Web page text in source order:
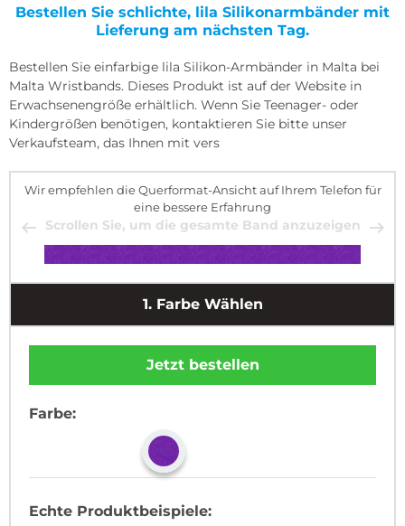
Bestellen Sie schlichte, lila Silikonarmbänder mit
Lieferung am nächsten Tag.
Bestellen Sie einfarbige lila Silikon-Armbänder in Malta bei
Malta Wristbands. Dieses Produkt ist auf der Website in
Erwachsenengröße erhältlich. Wenn Sie Teenager- oder
Kindergrößen benötigen, kontaktieren Sie bitte unser
Verkaufsteam, das Ihnen mit vers
Wir empfehlen die Querformat-Ansicht auf Ihrem Telefon für
eine bessere Erfahrung
Scrollen Sie, um die gesamte Band anzuzeigen
1. Farbe Wählen
Jetzt bestellen
Farbe:
Echte Produktbeispiele: